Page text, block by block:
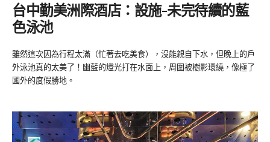
台中勤美洲際酒店： 設施-未完待續的藍
色泳池
雖然這次因為行程太滿（忙著去吃美食），沒能親自下水，但晚上的戶
外泳池真的太美了！幽藍的燈光打在水面上，周圍被樹影環繞，像極了
國外的度假勝地。